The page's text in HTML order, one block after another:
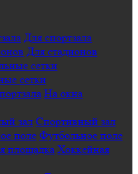
Для спортзала
Для стадионов
сетки
На окна
Спортивный зал
Футбольное поле
Хоккейная